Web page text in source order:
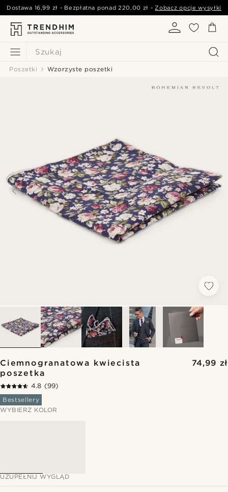
Szukaj
Dostawa 16,99 zł - Bezpłatna ponad220,00 zł -Zobacz opcje wysyłki
Poszetki Wzorzyste poszetki
Ciemnogranatowa kwiecista
poszetka
74,99 zł
4.8 (99)
Bestsellery
WYBIERZ KOLOR
UZUPEŁNIJ WYGLĄD